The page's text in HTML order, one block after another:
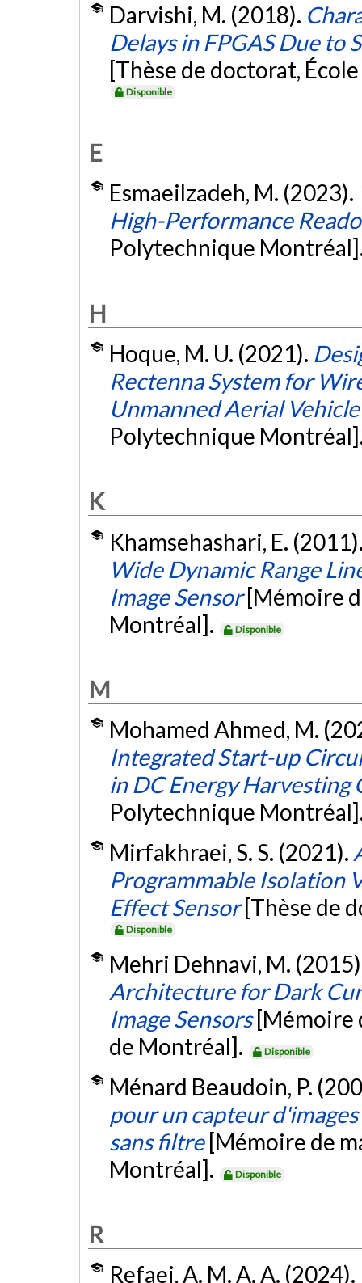
Darvishi, M. (2018).
Delays in FPGAS Due to
[Thèse de doctorat,
Disponible
E
Esmaeilzadeh, M. (2023).
High-Performance
Polytechnique
H
Hoque, M. U. (2021).
Rectenna System for
Unmanned Aerial Vehicle
Polytechnique
K
Khamsehashari, E.
Wide Dynamic Range
Image Sensor [Mémoire
Montréal].
Disponible
M
Mohamed Ahmed, M.
Integrated Start-up
in DC Energy Harvesting
Polytechnique
Mirfakhraei, S. S. (2021).
Programmable Isolation
Effect Sensor [Thèse de
Disponible
Mehri Dehnavi, M.
Architecture for Dark
Image Sensors [Mémoire
de Montréal].
Disponible
Ménard Beaudoin, P.
pour un capteur
sans filtre [Mémoire de
Montréal].
Disponible
R
Refaei, A. M. A. A. (2024).